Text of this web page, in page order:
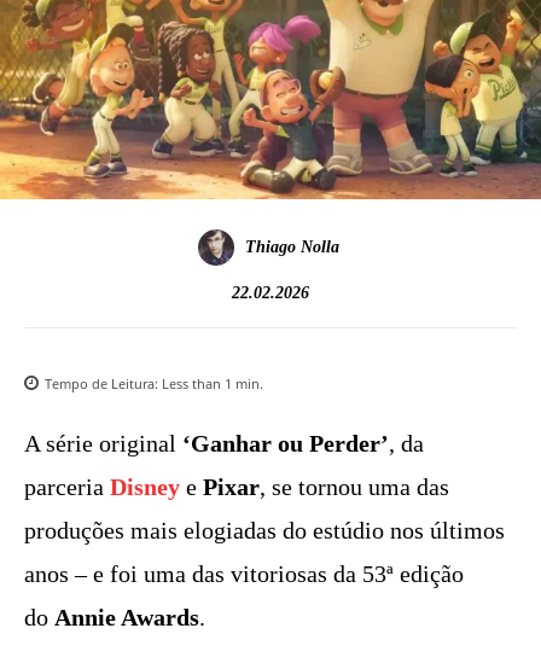
Thiago Nolla
22.02.2026
Tempo de Leitura: Less than 1 min.
A série original ‘Ganhar ou Perder’, da
parceria Disney e Pixar, se tornou uma das
produções mais elogiadas do estúdio nos últimos
anos – e foi uma das vitoriosas da 53ª edição
do Annie Awards.